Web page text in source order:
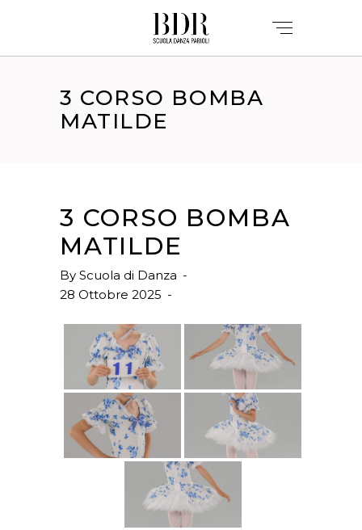
3 CORSO BOMBA
MATILDE
3 CORSO BOMBA
MATILDE
By Scuola di Danza
28 Ottobre 2025